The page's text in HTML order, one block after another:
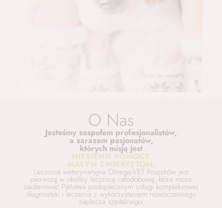
O Nas
Jesteśmy zespołem profesjonalistów,
a zarazem pasjonatów,
których misją jest
NIESIENIE POMOCY
MAŁYM ZWIERZĘTOM.
Lecznica weterynaryjna Omega-VET Pruszków jest
pierwszą w okolicy lecznicą całodobową, która może
zaoferować Państwa podopiecznym usługi kompleksowej
diagnostyki i leczenia z wykorzystaniem nowoczesnego
zaplecza szpitalnego.